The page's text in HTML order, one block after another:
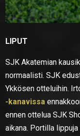
LIPUT
SJK Akatemian
normaalisti. SJK
Ykkösen otteluihin.
-kanavissa
ennen ottelua SJK
aikana. Portilla